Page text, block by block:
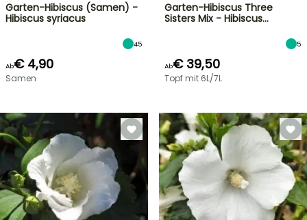
Garten-Hibiscus (Samen) -
Hibiscus syriacus
45
Ab€ 4,90
Samen
Garten-Hibiscus Three
Sisters Mix - Hibiscus…
5
Ab€ 39,50
Topf mit 6L/7L